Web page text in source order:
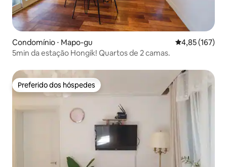
Condomínio ⋅ Mapo-gu 4,85 de uma
4,85 (167)
5min da estação Hongik! Quartos de 2 camas.
Preferido dos hóspedes
Preferido dos hóspedes